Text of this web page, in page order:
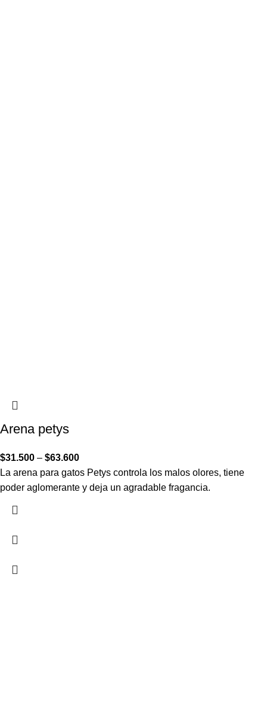
Arena petys
$31.500 – $63.600
La arena para gatos Petys controla los malos olores, tiene
poder aglomerante y deja un agradable fragancia.